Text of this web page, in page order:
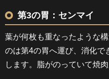
第3の胃：センマイ
葉が何枚も重なったような
のは第4の胃へ運び、消化で
します。脂がのっていて焼